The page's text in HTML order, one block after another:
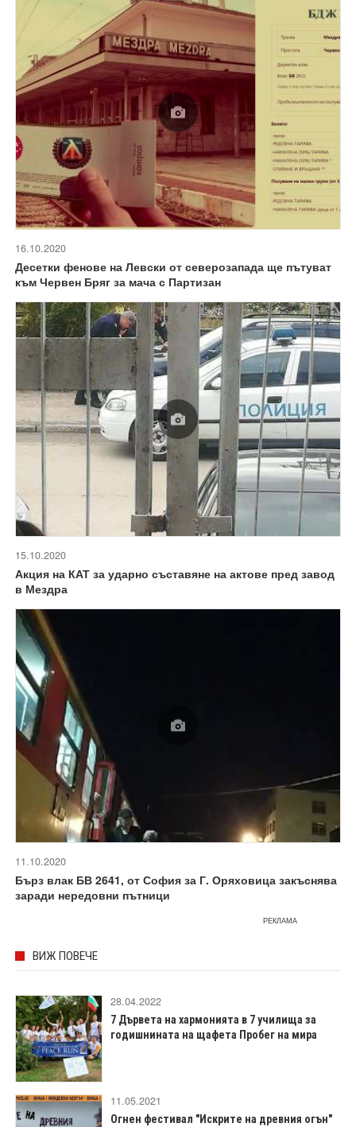
16.10.2020
Десетки фенове на Левски от северозапада ще пътуват
към Червен Бряг за мача с Партизан
15.10.2020
Акция на КАТ за ударно съставяне на актове пред завод
в Мездра
11.10.2020
Бърз влак БВ 2641, от София за Г. Оряховица закъснява
заради нередовни пътници
РЕКЛАМА
ВИЖ ПОВЕЧЕ
28.04.2022
7 Дървета на хармонията в 7 училища за
годишнината на щафета Пробег на мира
11.05.2021
Огнен фестивал "Искрите на древния огън"